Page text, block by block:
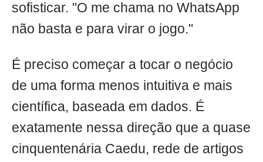
sofisticar. "O me chama no WhatsApp
não basta e para virar o jogo."
É preciso começar a tocar o negócio
de uma forma menos intuitiva e mais
científica, baseada em dados. É
exatamente nessa direção que a quase
cinquentenária Caedu, rede de artigos